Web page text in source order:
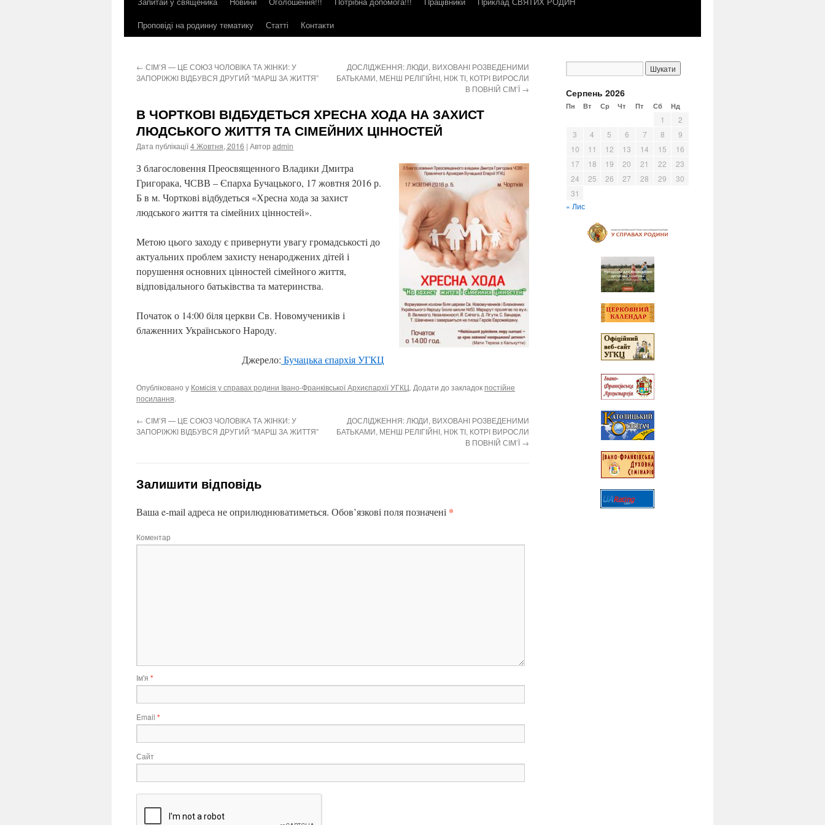
контенту
Проповіді на родинну тематику
Статті Контакти
← СІМ’Я — ЦЕ СОЮЗ ЧОЛОВІКА ТА ЖІНКИ: У
ЗАПОРІЖЖІ ВІДБУВСЯ ДРУГИЙ “МАРШ ЗА ЖИТТЯ”
ДОСЛІДЖЕННЯ: ЛЮДИ, ВИХОВАНІ РОЗВЕДЕНИМИ
БАТЬКАМИ, МЕНШ РЕЛІГІЙНІ, НІЖ ТІ, КОТРІ ВИРОСЛИ
В ПОВНІЙ СІМ’Ї→
В ЧОРТКОВІ ВІДБУДЕТЬСЯ ХРЕСНА ХОДА НА ЗАХИСТ
ЛЮДСЬКОГО ЖИТТЯ ТА СІМЕЙНИХ ЦІННОСТЕЙ
Дата публікації4 Жовтня, 2016 | Автор admin
З благословення Преосвященного Владики Дмитра
Григорака, ЧСВВ – Єпарха Бучацького, 17 жовтня 2016 р.
Б в м. Чорткові відбудеться «Хресна хода за захист
людського життя та сімейних цінностей».
Метою цього заходу є привернути увагу громадськості до
актуальних проблем захисту ненароджених дітей і
порушення основних цінностей сімейного життя,
відповідального батьківства та материнства.
Початок о 14:00 біля церкви Св. Новомучеників і
блаженних Українського Народу.
Джерело: Бучацька єпархія УГКЦ
Опубліковано у Комісія у справах родини Івано-Франківської Архиєпархії УГКЦ. Додати до закладокпостійне
посилання.
← СІМ’Я — ЦЕ СОЮЗ ЧОЛОВІКА ТА ЖІНКИ: У
ЗАПОРІЖЖІ ВІДБУВСЯ ДРУГИЙ “МАРШ ЗА ЖИТТЯ”
ДОСЛІДЖЕННЯ: ЛЮДИ, ВИХОВАНІ РОЗВЕДЕНИМИ
БАТЬКАМИ, МЕНШ РЕЛІГІЙНІ, НІЖ ТІ, КОТРІ ВИРОСЛИ
В ПОВНІЙ СІМ’Ї→
Залишити відповідь
Ваша e-mail адреса не оприлюднюватиметься. Обов’язкові поля позначені *
Коментар
Ім'я *
Email *
Сайт
Серпень 2026
Пн Вт Ср Чт Пт Сб Нд
1
2
3
4 5 6 7 8
9
10
11 12 13 14 15
16
17
18 19 20 21 22
23
24
25 26 27 28 29
30
31
« Лис